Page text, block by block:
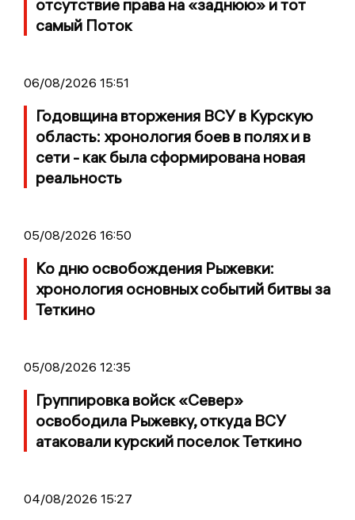
отсутствие права на «заднюю» и тот
самый Поток
06/08/2026 15:51
Годовщина вторжения ВСУ в Курскую
область: хронология боев в полях и в
сети - как была сформирована новая
реальность
05/08/2026 16:50
Ко дню освобождения Рыжевки:
хронология основных событий битвы за
Теткино
05/08/2026 12:35
Группировка войск «Север»
освободила Рыжевку, откуда ВСУ
атаковали курский поселок Теткино
04/08/2026 15:27